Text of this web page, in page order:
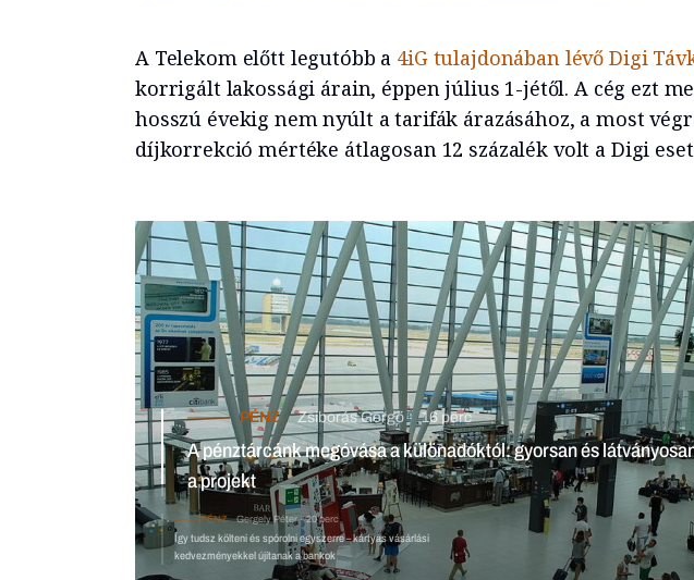
A Telekom előtt legutóbb a 4iG tulajdonában lévő Digi
korrigált lakossági árain, éppen július 1-jétől. A cég ezt
hosszú évekig nem nyúlt a tarifák árazásához, a most
díjkorrekció mértéke átlagosan 12 százalék volt a Digi
PÉNZ Zsiborás Gergő 16 perc
A pénztárcánk megóvása a különadóktól: gyorsan és látványosan
bukott el ez a projekt
PÉNZ Gergely Péter 20 perc
Így tudsz költeni és spórolni egyszerre – kártyás vásárlási
újítanak a bankok